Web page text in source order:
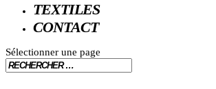
TEXTILES
CONTACT
Sélectionner une page